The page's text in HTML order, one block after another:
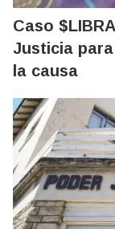
Caso
Justicia
la causa